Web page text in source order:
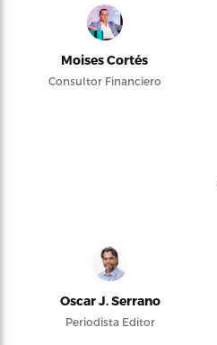
Moises Cortés
Consultor Financiero
Oscar J. Serrano
Periodista Editor